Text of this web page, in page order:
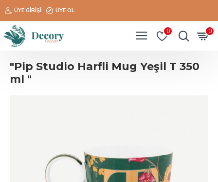
ÜYE GIRIŞI ÜYE OL
0 0
"Pip Studio Harfli Mug Yeşil T 350
ml "